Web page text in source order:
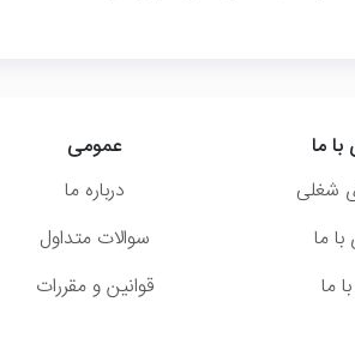
ما
شغلی
ما
ما
عمومی
درباره ما
سوالات متداول
قوانین و مقررات